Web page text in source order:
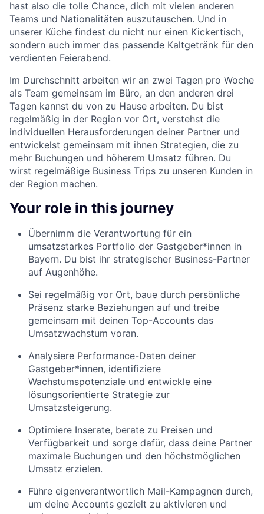
hast also die tolle Chance, dich mit vielen anderen
Teams und Nationalitäten auszutauschen. Und in
unserer Küche findest du nicht nur einen Kickertisch,
sondern auch immer das passende Kaltgetränk für den
verdienten Feierabend.
Im Durchschnitt arbeiten wir an zwei Tagen pro Woche
als Team gemeinsam im Büro, an den anderen drei
Tagen kannst du von zu Hause arbeiten. Du bist
regelmäßig in der Region vor Ort, verstehst die
individuellen Herausforderungen deiner Partner und
entwickelst gemeinsam mit ihnen Strategien, die zu
mehr Buchungen und höherem Umsatz führen. Du
wirst regelmäßige Business Trips zu unseren Kunden in
der Region machen.
Your role in this journey
Übernimm die Verantwortung für ein
umsatzstarkes Portfolio der Gastgeber*innen in
Bayern. Du bist ihr strategischer Business-Partner
auf Augenhöhe.
Sei regelmäßig vor Ort, baue durch persönliche
Präsenz starke Beziehungen auf und treibe
gemeinsam mit deinen Top-Accounts das
Umsatzwachstum voran.
Analysiere Performance-Daten deiner
Gastgeber*innen, identifiziere
Wachstumspotenziale und entwickle eine
lösungsorientierte Strategie zur
Umsatzsteigerung.
Optimiere Inserate, berate zu Preisen und
Verfügbarkeit und sorge dafür, dass deine Partner
maximale Buchungen und den höchstmöglichen
Umsatz erzielen.
Führe eigenverantwortlich Mail-Kampagnen durch,
um deine Accounts gezielt zu aktivieren und